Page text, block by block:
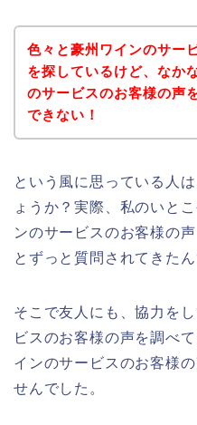
色々と豪州ワインのサー
を探しているけど、なか
のサービスのお客様の声
できない！
という風に思っている人
ょうか？実際、私のいと
ンのサービスのお客様の
とずっと質問されてきたん
そこで友人にも、協力を
ビスのお客様の声を調べ
インのサービスのお客様
せんでした。